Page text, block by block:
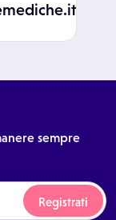
sempre
Registrati